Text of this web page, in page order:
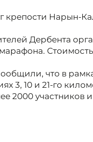
крепости Нарын-
Дербента
Стоимость
что в
3, 10 и 21-го
2000 участников и